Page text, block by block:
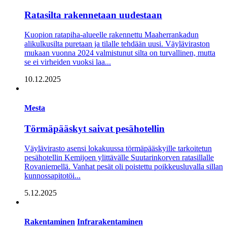
Ratasilta rakennetaan uudestaan
Kuopion ratapiha-alueelle rakennettu Maaherran­kadun
alikulkusilta puretaan ja tilalle tehdään uusi. Väyläviraston
mukaan vuonna 2024 valmistunut silta on turvallinen, mutta
se ei virheiden vuoksi laa...
10.12.2025
Mesta
Törmäpääskyt saivat pesähotellin
Väylävirasto asensi lokakuussa törmäpääskyille tarkoitetun
pesähotellin Kemijoen ylittävälle Suutarinkorven ratasillalle
Rovaniemellä. Vanhat pesät oli poistettu poikkeusluvalla sillan
kunnossapitotöi...
5.12.2025
Rakentaminen Infrarakentaminen